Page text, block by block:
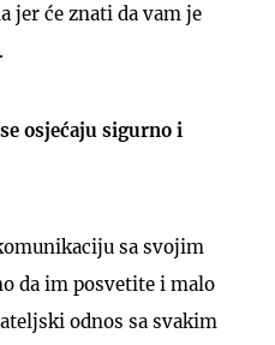
jer će znati da vam je
osjećaju sigurno i
sa svojim
da im posvetite i malo
odnos sa svakim